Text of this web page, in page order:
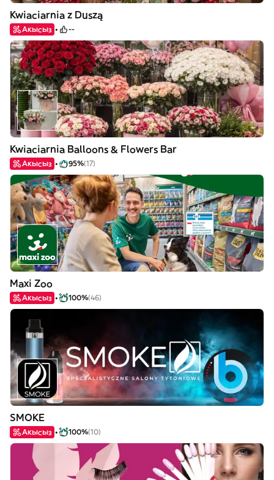
Kwiaciarnia z Duszą
Акысыз --
Kwiaciarnia Balloons & Flowers Bar
Акысыз 95%(17)
Maxi Zoo
Акысыз 100%(46)
SMOKE
Акысыз 100%(10)